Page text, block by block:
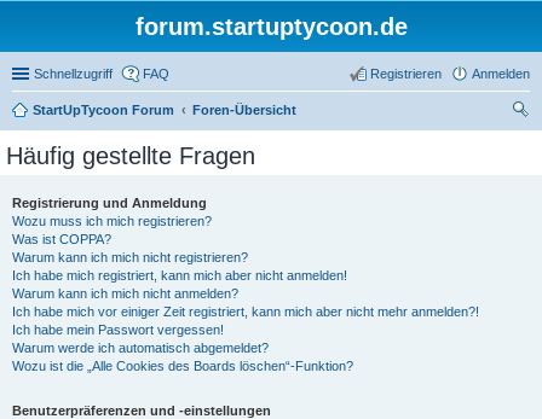
forum.startuptycoon.de
Schnellzugriff FAQ Anmelden
Registrieren
StartUpTycoon Forum
Foren-Übersicht
Häufig gestellte Fragen
Registrierung und Anmeldung
Wozu muss ich mich registrieren?
Was ist COPPA?
Warum kann ich mich nicht registrieren?
Ich habe mich registriert, kann mich aber nicht anmelden!
Warum kann ich mich nicht anmelden?
Ich habe mich vor einiger Zeit registriert, kann mich aber nicht mehr anmelden?!
Ich habe mein Passwort vergessen!
Warum werde ich automatisch abgemeldet?
Wozu ist die „Alle Cookies des Boards löschen“-Funktion?
Benutzerpräferenzen und -einstellungen